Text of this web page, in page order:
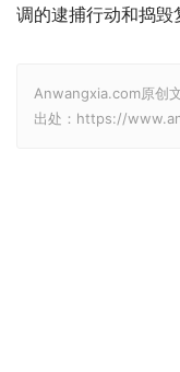
调的逮捕行动和捣毁
Anwangxia.com原创
出处：https://